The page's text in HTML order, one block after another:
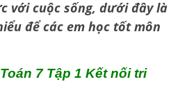
với cuộc sống, dưới đây là
để các em học tốt môn
7 Tập 1 Kết nối tri